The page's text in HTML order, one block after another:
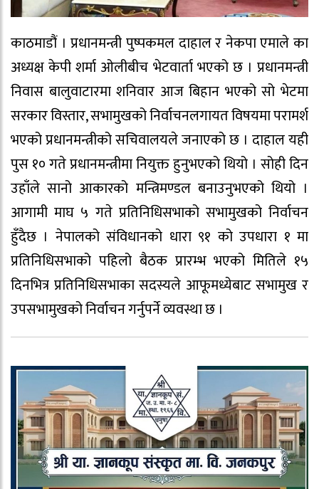
काठमाडौं । प्रधानमन्त्री पुष्पकमल दाहाल र नेकपा एमाले का
अध्यक्ष केपी शर्मा ओलीबीच भेटवार्ता भएको छ । प्रधानमन्त्री
निवास बालुवाटारमा शनिवार आज बिहान भएको सो भेटमा
सरकार विस्तार, सभामुखको निर्वाचनलगायत विषयमा परामर्श
भएको प्रधानमन्त्रीको सचिवालयले जनाएको छ । दाहाल यही
पुस १० गते प्रधानमन्त्रीमा नियुक्त हुनुभएको थियो । सोही दिन
उहाँले सानो आकारको मन्त्रिमण्डल बनाउनुभएको थियो ।
आगामी माघ ५ गते प्रतिनिधिसभाको सभामुखको निर्वाचन
हुँदैछ । नेपालको संविधानको धारा ९१ को उपधारा १ मा
प्रतिनिधिसभाको पहिलो बैठक प्रारम्भ भएको मितिले १५
दिनभित्र प्रतिनिधिसभाका सदस्यले आफूमध्येबाट सभामुख र
उपसभामुखको निर्वाचन गर्नुपर्ने व्यवस्था छ ।